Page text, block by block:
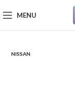
MENU
NISSAN